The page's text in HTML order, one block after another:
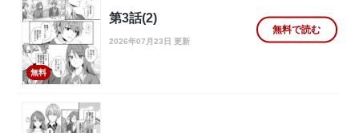
無料
第3話(2)
2026年07月23日 更新
無料で読む